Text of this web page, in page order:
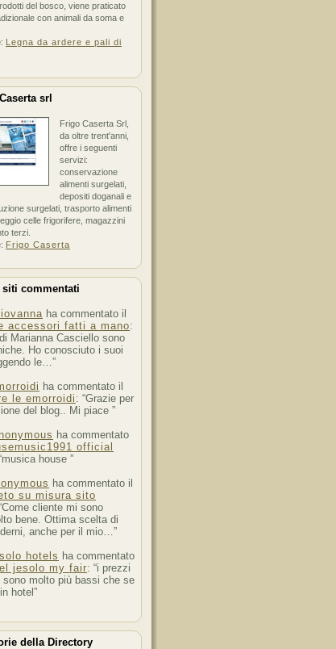
del bosco, viene praticato
con animali da soma e
: Legna da ardere e pali di
srl
Frigo Caserta Srl,
da oltre trent'anni,
offre i seguenti
servizi:
conservazione
alimenti surgelati,
depositi doganali e
surgelati, trasporto alimenti
celle frigorifere, magazzini
terzi.
: Frigo Caserta
commentati
ha commentato il
accessori fatti a mano:
Marianna Casciello sono
Ho conosciuto i suoi
le…”
ha commentato il
le emorroidi: “Grazie per
del blog.. Mi piace ”
ha commentato
official
house ”
ha commentato il
su misura sito
cliente mi sono
bene. Ottima scelta di
anche per il mio…”
hotels ha commentato
jesolo my fair: “i prezzi
sono molto più bassi che se
hotel”
della Directory